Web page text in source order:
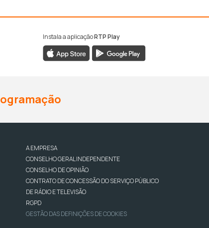
Instala a aplicaçãoRTP Play
A EMPRESA
CONSELHO GERAL INDEPENDENTE
CONSELHO DE OPINIÃO
CONTRATO DE CONCESSÃO DO SERVIÇO PÚBLICO
DE RÁDIO E TELEVISÃO
RGPD
GESTÃO DAS DEFINIÇÕES DE COOKIES